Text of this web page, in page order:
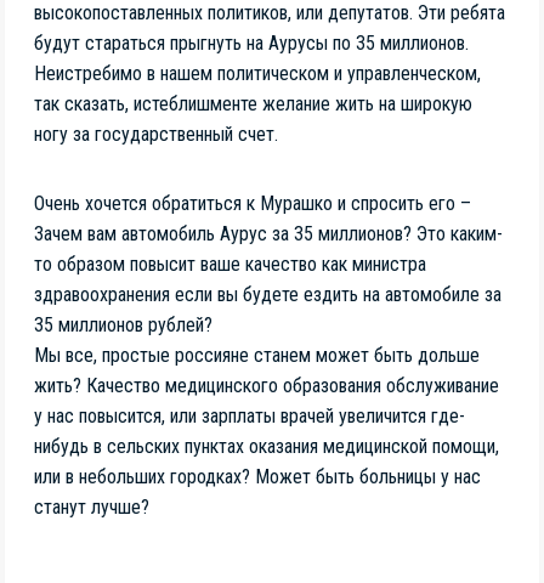
высокопоставленных политиков, или депутатов. Эти ребята
будут стараться прыгнуть на Аурусы по 35 миллионов.
Неистребимо в нашем политическом и управленческом,
так сказать, истеблишменте желание жить на широкую
ногу за государственный счет.
Очень хочется обратиться к Мурашко и спросить его –
Зачем вам автомобиль Аурус за 35 миллионов? Это каким-
то образом повысит ваше качество как министра
здравоохранения если вы будете ездить на автомобиле за
35 миллионов рублей?
Мы все, простые россияне станем может быть дольше
жить? Качество медицинского образования обслуживание
у нас повысится, или зарплаты врачей увеличится где-
нибудь в сельских пунктах оказания медицинской помощи,
или в небольших городках? Может быть больницы у нас
станут лучше?